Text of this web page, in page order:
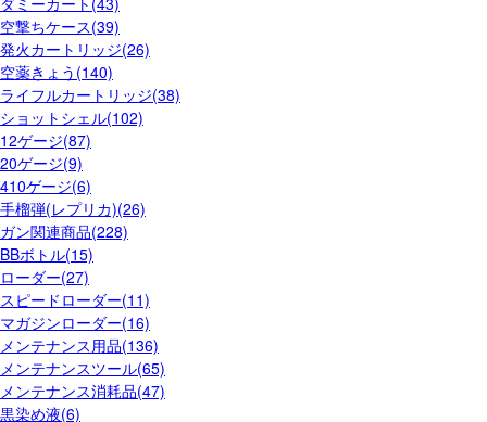
空撃ちケース(39)
発火カートリッジ(26)
空薬きょう(140)
ライフルカートリッジ(38)
ショットシェル(102)
12ゲージ(87)
20ゲージ(9)
410ゲージ(6)
手榴弾(レプリカ)(26)
ガン関連商品(228)
BBボトル(15)
ローダー(27)
スピードローダー(11)
マガジンローダー(16)
メンテナンス用品(136)
メンテナンスツール(65)
メンテナンス消耗品(47)
黒染め液(6)